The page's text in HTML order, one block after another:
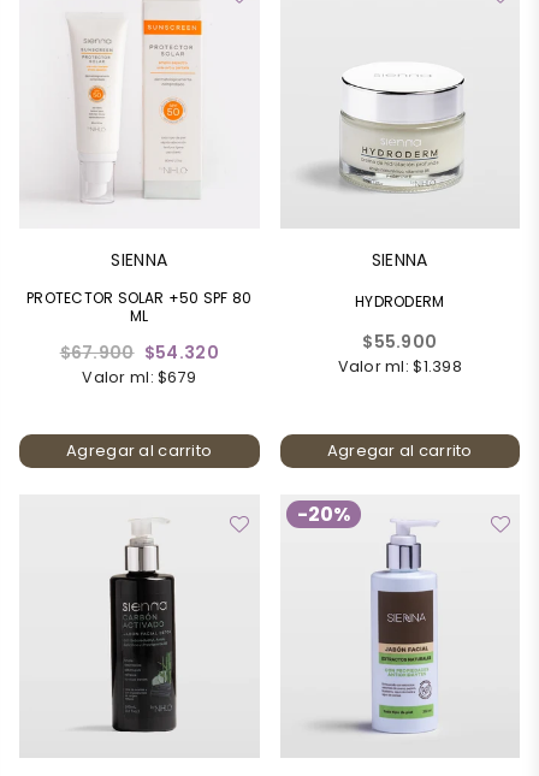
SIENNA
PROTECTOR SOLAR +50 SPF 80
ML
Precio
habitual
$67.900 $54.320
Valor ml: $679
Agregar al carrito
SIENNA
HYDRODERM
Precio
habitual
$55.900
Valor ml: $1.398
Agregar al carrito
-20%